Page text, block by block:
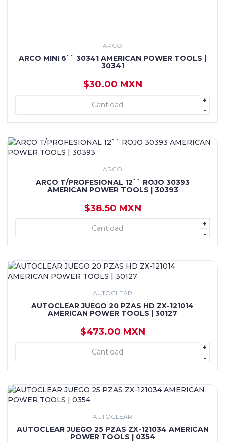
ARCO
ARCO MINI 6`` 30341 AMERICAN POWER TOOLS |
30341
$30.00 MXN
+
-
+ AGREGAR
ARCO
ARCO T/PROFESIONAL 12`` ROJO 30393
AMERICAN POWER TOOLS | 30393
$38.50 MXN
+
-
+ AGREGAR
AUTOCLEAR
AUTOCLEAR JUEGO 20 PZAS HD ZX-121014
AMERICAN POWER TOOLS | 30127
$473.00 MXN
+
-
+ AGREGAR
AUTOCLEAR
AUTOCLEAR JUEGO 25 PZAS ZX-121034 AMERICAN
POWER TOOLS | 0354